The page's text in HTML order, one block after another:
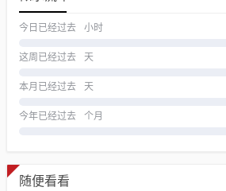
今日已经过去 小时
这周已经过去 天
本月已经过去 天
今年已经过去 个月
随便看看